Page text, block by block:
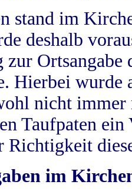
stand im
deshalb
zur
Hierbei wurde
nicht
Taufpaten
Richtigkeit
im